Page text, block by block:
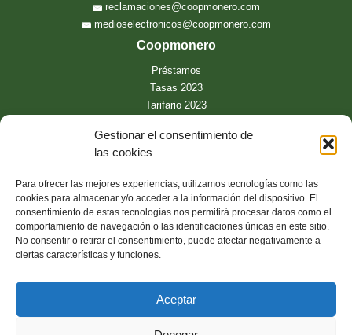
Gestionar el consentimiento de
las cookies
Para ofrecer las mejores experiencias, utilizamos tecnologías como las
cookies para almacenar y/o acceder a la información del dispositivo. El
consentimiento de estas tecnologías nos permitirá procesar datos como el
comportamiento de navegación o las identificaciones únicas en este sitio.
No consentir o retirar el consentimiento, puede afectar negativamente a
ciertas características y funciones.
Aceptar
reclamaciones@coopmonero.com
medioselectronicos@coopmonero.com
Coopmonero
Préstamos
Tasas 2023
Tarifario 2023
Contacto
¿Buscas algo?
Preguntas frecuentes
Política de protección de datos
App móvil